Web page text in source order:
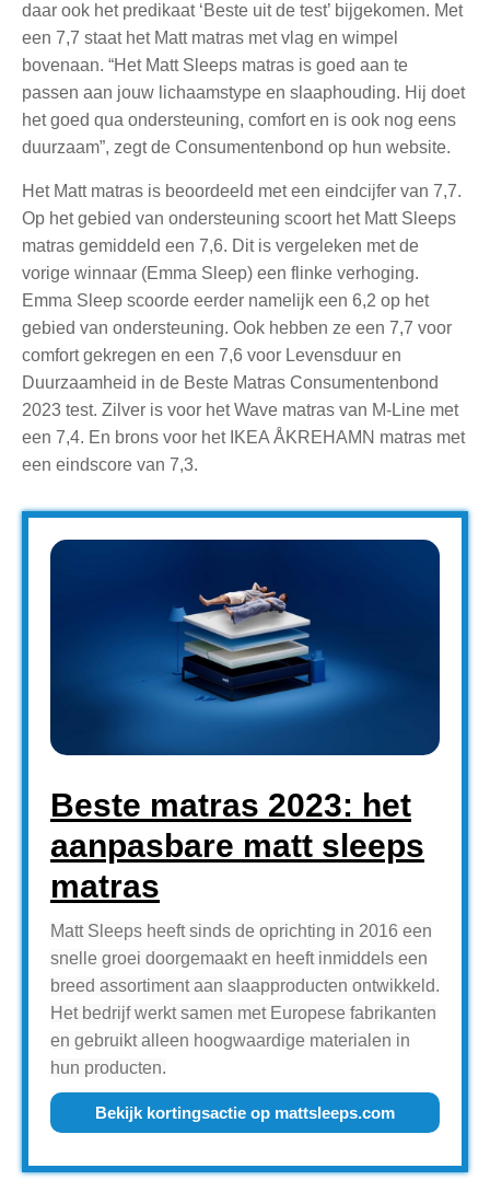
daar ook het predikaat ‘Beste uit de test’ bijgekomen. Met
een 7,7 staat het Matt matras met vlag en wimpel
bovenaan. “Het Matt Sleeps matras is goed aan te
passen aan jouw lichaamstype en slaaphouding. Hij doet
het goed qua ondersteuning, comfort en is ook nog eens
duurzaam”, zegt de Consumentenbond op hun website.
Het Matt matras is beoordeeld met een eindcijfer van 7,7.
Op het gebied van ondersteuning scoort het Matt Sleeps
matras gemiddeld een 7,6. Dit is vergeleken met de
vorige winnaar (Emma Sleep) een flinke verhoging.
Emma Sleep scoorde eerder namelijk een 6,2 op het
gebied van ondersteuning. Ook hebben ze een 7,7 voor
comfort gekregen en een 7,6 voor Levensduur en
Duurzaamheid in de Beste Matras Consumentenbond
2023 test. Zilver is voor het Wave matras van M-Line met
een 7,4. En brons voor het IKEA ÅKREHAMN matras met
een eindscore van 7,3.
Beste matras 2023: het
aanpasbare matt sleeps
matras
Matt Sleeps heeft sinds de oprichting in 2016 een
snelle groei doorgemaakt en heeft inmiddels een
breed assortiment aan slaapproducten ontwikkeld.
Het bedrijf werkt samen met Europese fabrikanten
en gebruikt alleen hoogwaardige materialen in
hun producten.
Bekijk kortingsactie op mattsleeps.com